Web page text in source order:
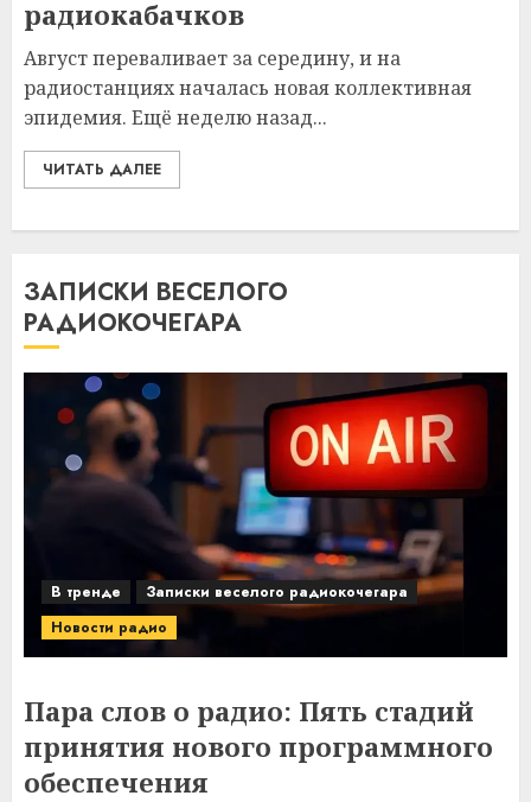
радиокабачков
Август переваливает за середину, и на
радиостанциях началась новая коллективная
эпидемия. Ещё неделю назад...
ЧИТАТЬ ДАЛЕЕ
ЗАПИСКИ ВЕСЕЛОГО
РАДИОКОЧЕГАРА
В тренде
Записки веселого радиокочегара
Новости радио
Пара слов о радио: Пять стадий
принятия нового программного
обеспечения